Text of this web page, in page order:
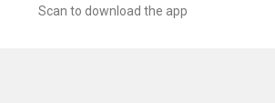
Scan to download the app